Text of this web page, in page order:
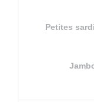
Petites